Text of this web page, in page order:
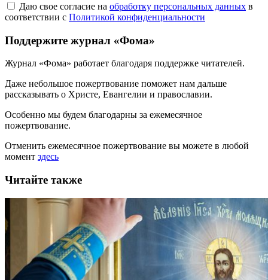
Даю свое согласие на обработку персональных данных в
соответствии с Политикой конфиденциальности
Поддержите журнал «Фома»
Журнал «Фома» работает благодаря поддержке читателей.
Даже небольшое пожертвование поможет нам дальше
рассказывать о Христе, Евангелии и православии.
Особенно мы будем благодарны за ежемесячное
пожертвование.
Отменить ежемесячное пожертвование вы можете в любой
момент здесь
Читайте также